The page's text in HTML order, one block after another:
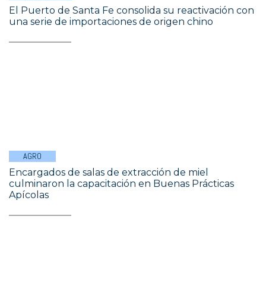
El Puerto de Santa Fe consolida su reactivación con
una serie de importaciones de origen chino
AGRO
Encargados de salas de extracción de miel
culminaron la capacitación en Buenas Prácticas
Apícolas